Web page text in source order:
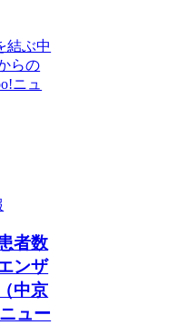
結ぶ中
らの
ニュ
者数
ンザ
中京
ュー